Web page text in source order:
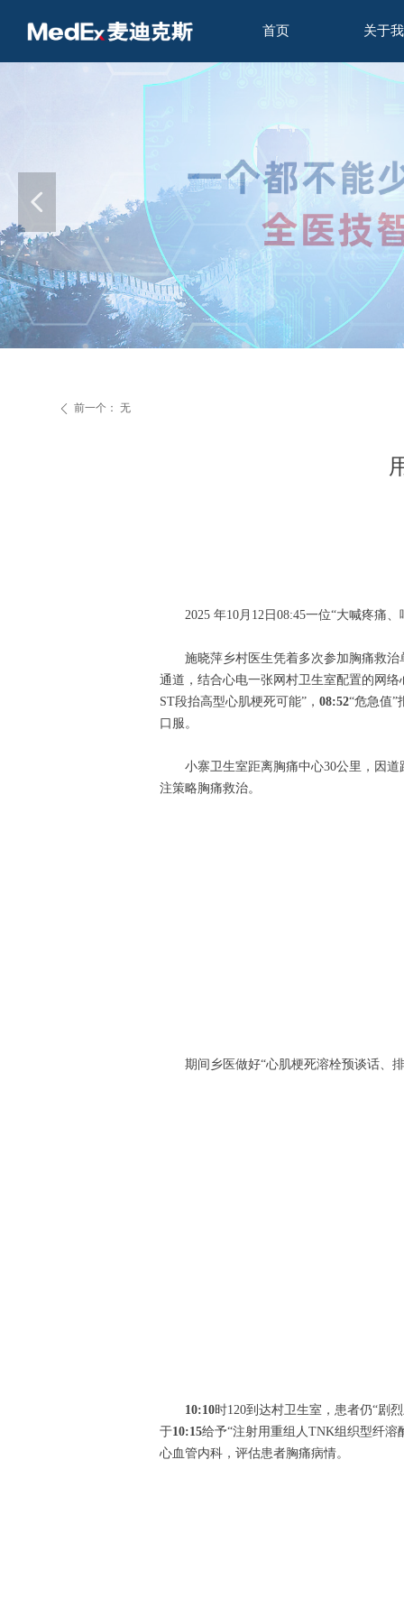
首页 关于
2025 年10⽉12⽇08:45一位“大喊疼痛
施晓萍乡村医生凭着多次参加胸痛救
通道，结合心电一张网村卫生室配置的网络
ST段抬高型心肌梗死可能”， 08:52“危急值”
口服。
小寨卫生室距离胸痛中心30公里，因
注策略胸痛救治。
期间乡医做好“心肌梗死溶栓预谈话、
10:10时120到达村卫生室，患者仍“剧
于10:15给予“注射用重组人TNK组织型纤
心血管内科，评估患者胸痛病情。
ꄴ 前一个： 无
넳